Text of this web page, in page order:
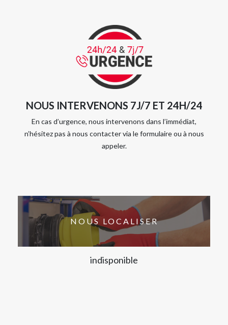
NOUS INTERVENONS 7J/7 ET 24H/24
En cas d’urgence, nous intervenons dans l’immédiat,
n’hésitez pas à nous contacter via le formulaire ou à nous
appeler.
NOUS LOCALISER
indisponible